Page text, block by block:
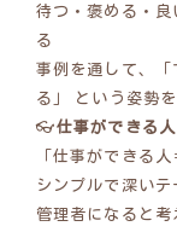
待つ・褒める・
る
事例を通して、
る」 という姿勢
👓仕事ができる
「仕事ができる
シンプルで深いテ
管理者になると